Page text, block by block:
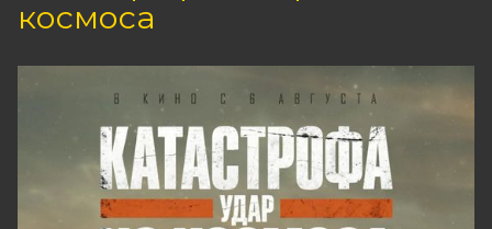
космоса